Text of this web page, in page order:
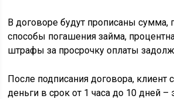
В договоре будут прописаны сумма,
способы погашения займа,
штрафы за просрочку оплаты
После подписания договора, клиент
деньги в срок от 1 часа до 10 дней –